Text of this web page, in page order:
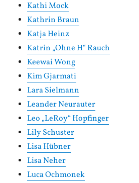
Kathi Mock
Kathrin Braun
Katja Heinz
Katrin „Ohne H“ Rauch
Keewai Wong
Kim Gjarmati
Lara Sielmann
Leander Neurauter
Leo „LeRoy“ Hopfinger
Lily Schuster
Lisa Hübner
Lisa Neher
Luca Ochmonek